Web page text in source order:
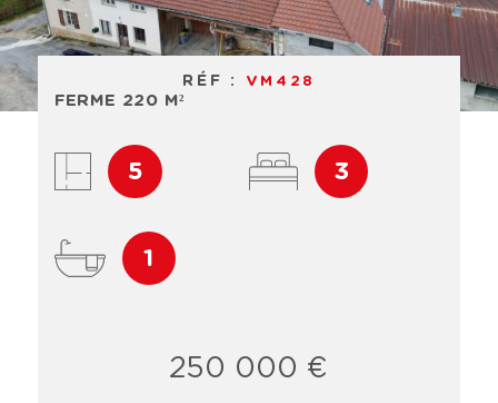
RÉF : VM428
FERME 220 M²
5 3
1
250 000 €